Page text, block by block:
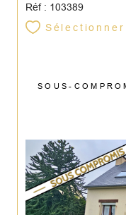
Réf : 103389
Sélectionner
SOUS-